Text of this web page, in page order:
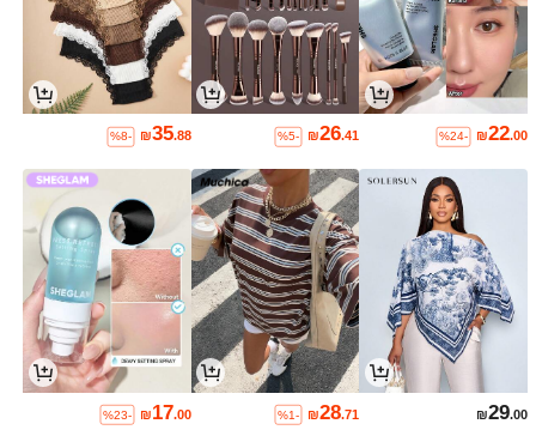
₪22.00
%24-
₪26.41
%5-
₪35.88
%8-
₪29.00
₪28.71
%1-
₪17.00
%23-